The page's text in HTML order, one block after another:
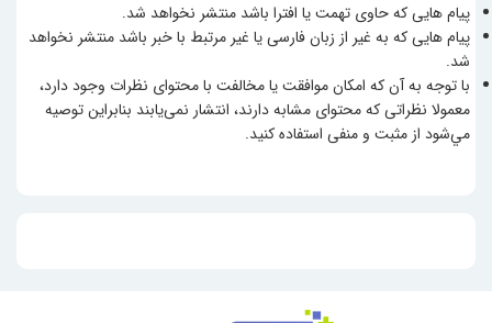
پیام هایی که حاوی تهمت یا افترا باشد منتشر نخواهد شد.
پیام هایی که به غیر از زبان فارسی یا غیر مرتبط با خبر باشد منتشر نخواهد
شد.
با توجه به آن که امکان موافقت یا مخالفت با محتوای نظرات وجود دارد،
معمولا نظراتی که محتوای مشابه دارند، انتشار نمی‌یابند بنابراین توصيه
مي‌شود از مثبت و منفی استفاده کنید.